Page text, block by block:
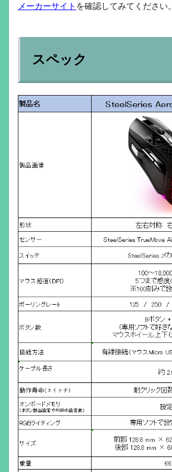
メーカーサイト を確認してみてください。
スペック